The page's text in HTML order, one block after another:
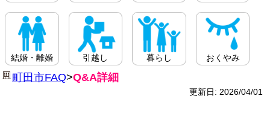
結婚・離婚 引越し 暮らし おくやみ
町田市FAQ>Q&A詳細
更新日: 2026/04/01